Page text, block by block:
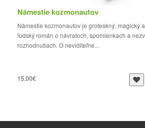
Námestie kozmonautov
Námestie kozmonautov je groteskný, magický
ľudský román o návratoch, spomienkach a
rozhodnutiach. O neviditeľne...
15,00€